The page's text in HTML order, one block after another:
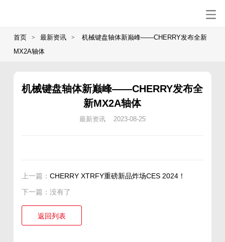
首页 > 最新资讯 >
机械键盘轴体新巅峰——CHERRY发布全新
MX2A轴体
机械键盘轴体新巅峰——CHERRY发布全
新MX2A轴体
最新资讯 2023-08-25
上一篇：CHERRY XTRFY重磅新品炸场CES 2024！
下一篇：没有了
返回列表